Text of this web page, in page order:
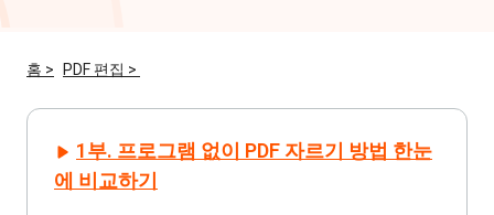
iAnyGo
홈 > PDF 편집 >
1부. 프로그램 없이 PDF 자르기 방법 한눈
에 비교하기